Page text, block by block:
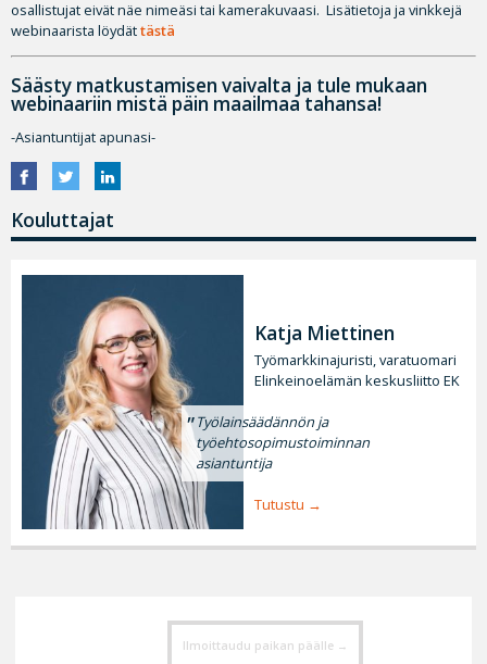
osallistujat eivät näe nimeäsi tai kamerakuvaasi. Lisätietoja ja vinkkejä
webinaarista löydättästä
Säästy matkustamisen vaivalta ja tule mukaan
webinaariin mistä päin maailmaa tahansa!
-Asiantuntijat apunasi-
Kouluttajat
Katja Miettinen
Työmarkkinajuristi, varatuomari
Elinkeinoelämän keskusliitto EK
Työlainsäädännön ja
työehtosopimustoiminnan
asiantuntija
Tutustu
Ilmoittaudu paikan päälle